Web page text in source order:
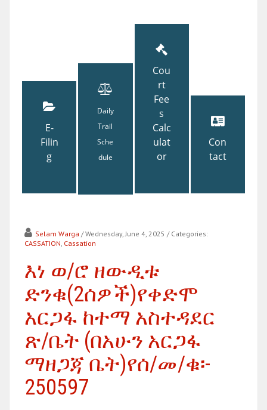
E-
Filin
g
Daily
Trail
Sche
dule
Cou
rt
Fee
s
Calc
ulat
or
Con
tact
Selam Warga / Wednesday, June 4, 2025 / Categories:
CASSATION, Cassation
እነ ወ/ሮ ዘውዲቱ
ድንቁ(2ሰዎች)የቀድሞ
አርጋፋ ከተማ አስተዳደር
ጽ/ቤት (በአሁን አርጋፋ
ማዘጋጃ ቤት)የሰ/መ/ቁ፡-
250597